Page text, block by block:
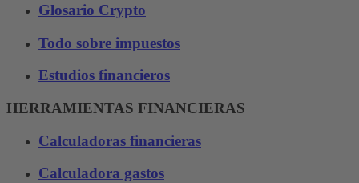
Glosario Crypto
Todo sobre impuestos
Estudios financieros
HERRAMIENTAS FINANCIERAS
Calculadoras financieras
Calculadora gastos